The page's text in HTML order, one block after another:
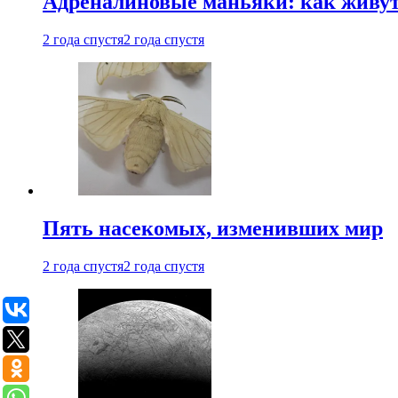
2 года спустя2 года спустя
Пять насекомых, изменивших мир
2 года спустя2 года спустя